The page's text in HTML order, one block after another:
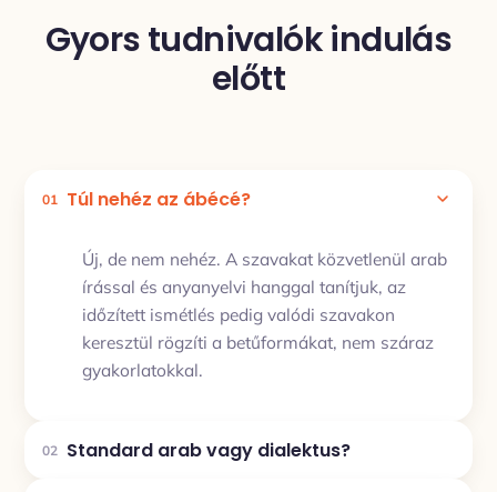
Gyors tudnivalók indulás
előtt
01 Túl nehéz az ábécé?
Új, de nem nehéz. A szavakat közvetlenül arab
írással és anyanyelvi hanggal tanítjuk, az
időzített ismétlés pedig valódi szavakon
keresztül rögzíti a betűformákat, nem száraz
gyakorlatokkal.
02 Standard arab vagy dialektus?